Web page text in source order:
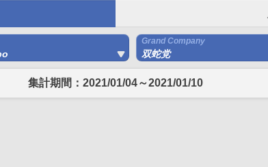
Grand Company
双蛇党
集計期間：2021/01/04～2021/01/10